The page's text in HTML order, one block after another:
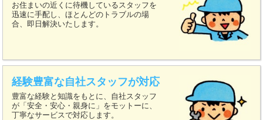
お住まいの近くに待機しているスタッフを
迅速に手配し、ほとんどのトラブルの場
合、即日解決いたします。
経験豊富な自社スタッフが対応
豊富な経験と知識をもとに、自社スタッフ
が「安全・安心・親身に」をモットーに、
丁寧なサービスで対応します。